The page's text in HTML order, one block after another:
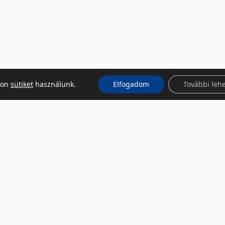
sütikethasználunk. Elfogadom További